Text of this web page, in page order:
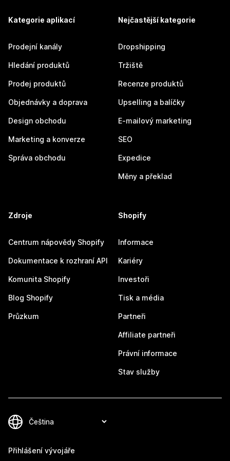
Kategorie aplikací
Prodejní kanály
Hledání produktů
Prodej produktů
Objednávky a doprava
Design obchodu
Marketing a konverze
Správa obchodu
Nejčastější kategorie
Dropshipping
Tržiště
Recenze produktů
Upselling a balíčky
E-mailový marketing
SEO
Expedice
Měny a překlad
Zdroje
Centrum nápovědy Shopify
Dokumentace k rozhraní API
Komunita Shopify
Blog Shopify
Průzkum
Shopify
Informace
Kariéry
Investoři
Tisk a média
Partneři
Affiliate partneři
Právní informace
Stav služby
Přihlášení vývojáře